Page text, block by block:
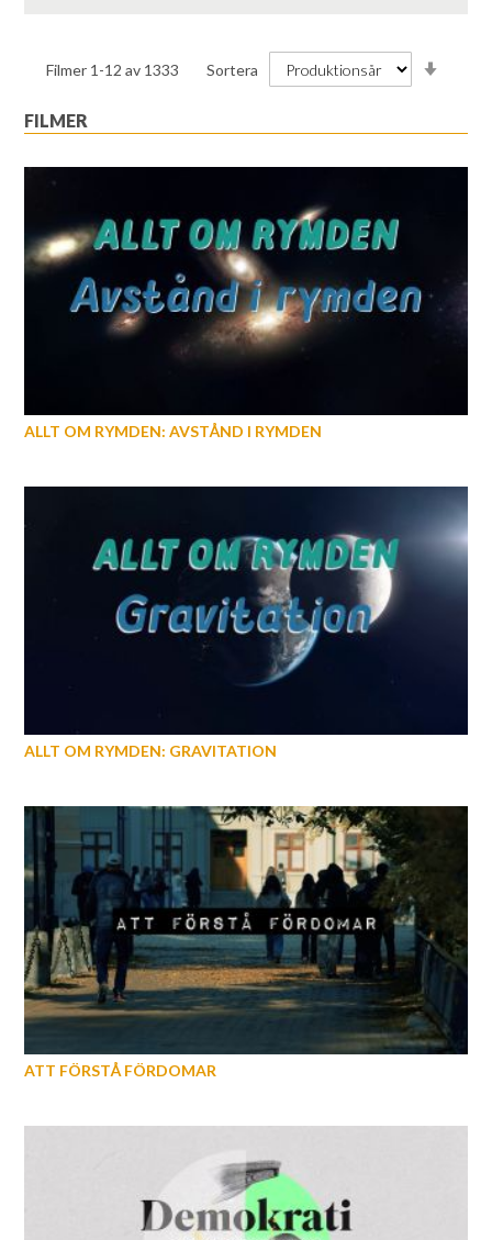
Filmer 1 -12 av 1333 Sortera
FILMER
ALLT OM RYMDEN: AVSTÅND I RYMDEN
ALLT OM RYMDEN: GRAVITATION
ATT FÖRSTÅ FÖRDOMAR